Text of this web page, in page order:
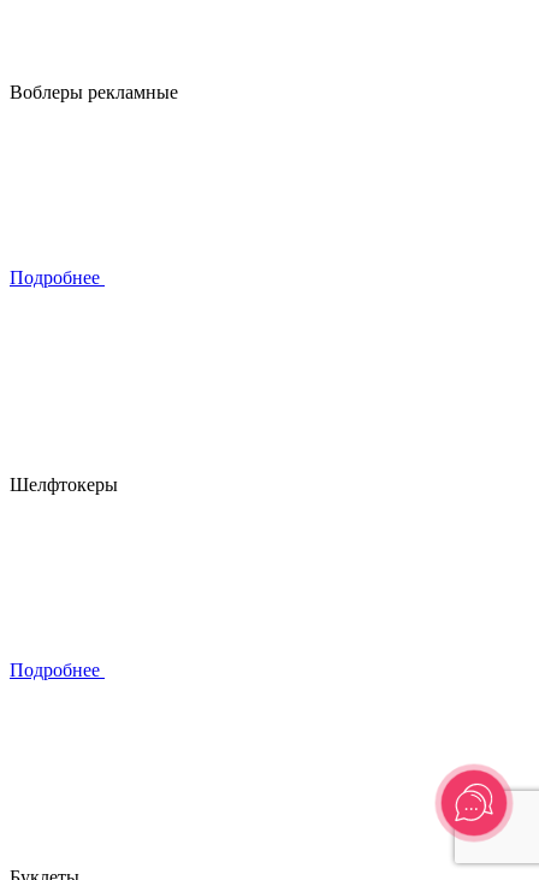
Воблеры рекламные
Подробнее
Шелфтокеры
Подробнее